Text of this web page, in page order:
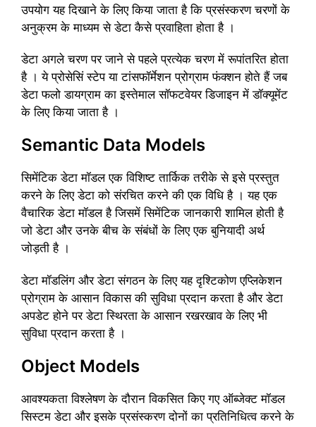
उपयोग यह दिखाने के लिए किया जाता है कि प्रसंस्करण चरणों के
अनुक्रम के माध्यम से डेटा कैसे प्रवाहिता होता है ।
डेटा अगले चरण पर जाने से पहले प्रत्येक चरण में रूपांतरित होता
है । ये प्रोसेसिं स्टेप या टांसफॉर्मेशन प्रोग्राम फंक्शन होते हैं जब
डेटा फलो डायग्राम का इस्तेमाल सॉफटवेयर डिजाइन में डॉक्यूमेंट
के लिए किया जाता है ।
Semantic Data Models
सिमेंटिक डेटा मॉडल एक विशिष्ट तार्किक तरीके से इसे प्रस्तुत
करने के लिए डेटा को संरचित करने की एक विधि है । यह एक
वैचारिक डेटा मॉडल है जिसमें सिमेंटिक जानकारी शामिल होती है
जो डेटा और उनके बीच के संबंधों के लिए एक बुनियादी अर्थ
जोड़ती है ।
डेटा मॉडलिंग और डेटा संगठन के लिए यह दृश्टिकोण एप्लिकेशन
प्रोग्राम के आसान विकास की सुविधा प्रदान करता है और डेटा
अपडेट होने पर डेटा स्थिरता के आसान रखरखाव के लिए भी
सुविधा प्रदान करता है ।
Object Models
आवश्यकता विश्लेषण के दौरान विकसित किए गए ऑब्जेक्ट मॉडल
सिस्टम डेटा और इसके प्रसंस्करण दोनों का प्रतिनिधित्व करने के